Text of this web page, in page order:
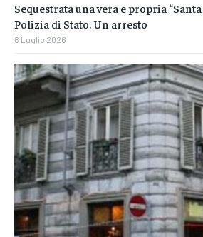
Sequestrata una vera e propria
Polizia di Stato. Un arresto
6 Luglio 2026